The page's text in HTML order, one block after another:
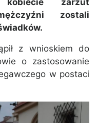
kobiecie zarzut
zostali
z wnioskiem do
o zastosowanie
w postaci